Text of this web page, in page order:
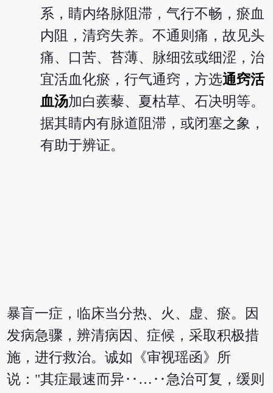
系，睛内络脉阻滞，气行不畅，瘀血
内阻，清窍失养。不通则痛，故见头
痛、口苦、苔薄、脉细弦或细涩，治
宜活血化瘀，行气通窍，方选通窍活
血汤加白蒺藜、夏枯草、石决明等。
据其睛内有脉道阻滞，或闭塞之象，
有助于辨证。
暴盲一症，临床当分热、火、虚、瘀。因
发病急骤，辨清病因、症候，采取积极措
施，进行救治。诚如《审视瑶函》所
说："其症最速而异‥…‥急治可复，缓则